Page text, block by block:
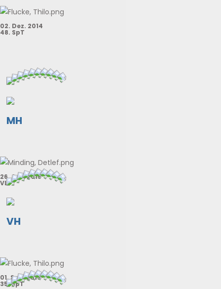
02. Dez. 2014
48. SpT
MH
26. Apr. 2015
VL
VH
01. Sep. 2015
35. SpT